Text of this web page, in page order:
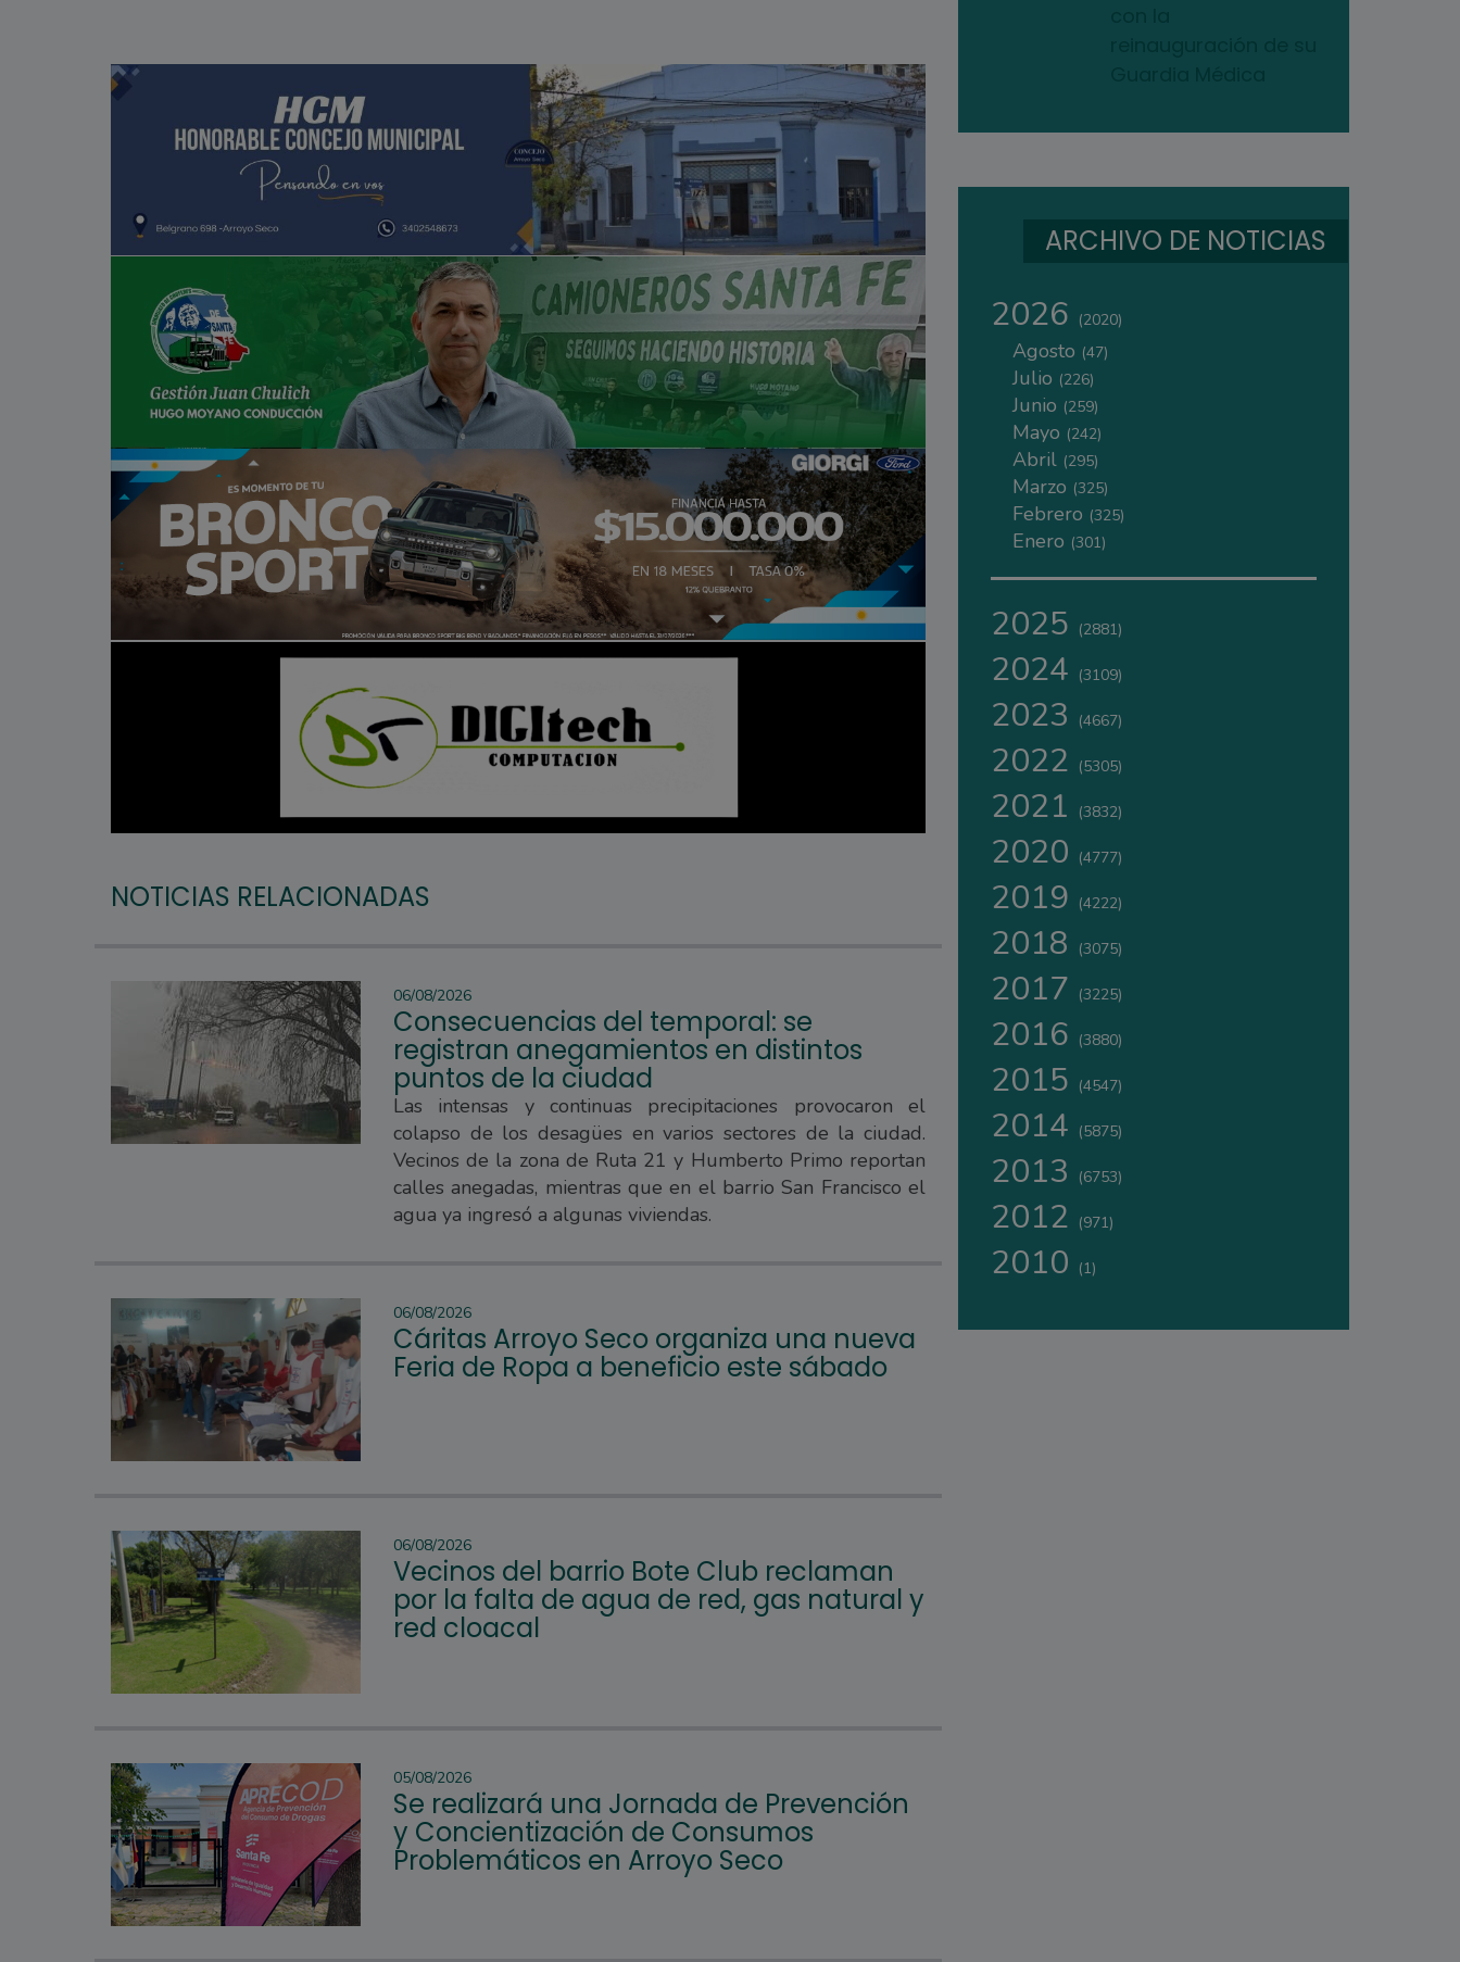
NOTICIAS RELACIONADAS
06/08/2026
Consecuencias del temporal: se
registran anegamientos en distintos
puntos de la ciudad
Las intensas y continuas precipitaciones provocaron el
colapso de los desagües en varios sectores de la ciudad.
Vecinos de la zona de Ruta 21 y Humberto Primo reportan
calles anegadas, mientras que en el barrio San Francisco el
agua ya ingresó a algunas viviendas.
06/08/2026
Cáritas Arroyo Seco organiza una nueva
Feria de Ropa a beneficio este sábado
06/08/2026
Vecinos del barrio Bote Club reclaman
por la falta de agua de red, gas natural y
red cloacal
05/08/2026
Se realizará una Jornada de Prevención
y Concientización de Consumos
Problemáticos en Arroyo Seco
ARCHIVO DE NOTICIAS
2026 (2020)
Agosto (47)
Julio (226)
Junio (259)
Mayo (242)
Abril (295)
Marzo (325)
Febrero (325)
Enero (301)
2025 (2881)
2024 (3109)
2023 (4667)
2022 (5305)
2021 (3832)
2020 (4777)
2019 (4222)
2018 (3075)
2017 (3225)
2016 (3880)
2015 (4547)
2014 (5875)
2013 (6753)
2012 (971)
2010 (1)